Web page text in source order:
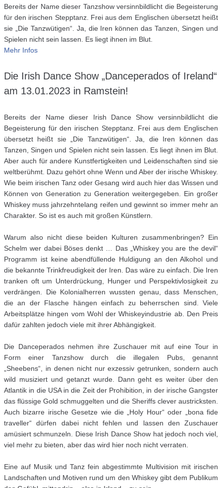
Bereits der Name dieser Tanzshow versinnbildlicht die Begeisterung
für den irischen Stepptanz. Frei aus dem Englischen übersetzt heißt
sie „Die Tanzwütigen“. Ja, die Iren können das Tanzen, Singen und
Spielen nicht sein lassen. Es liegt ihnen im Blut.
Mehr Infos
Die Irish Dance Show „Danceperados of Ireland“
am 13.01.2023 in Ramstein!
Bereits der Name dieser Irish Dance Show versinnbildlicht die
Begeisterung für den irischen Stepptanz. Frei aus dem Englischen
übersetzt heißt sie „Die Tanzwütigen“. Ja, die Iren können das
Tanzen, Singen und Spielen nicht sein lassen. Es liegt ihnen im Blut.
Aber auch für andere Kunstfertigkeiten und Leidenschaften sind sie
weltberühmt. Dazu gehört ohne Wenn und Aber der irische Whiskey.
Wie beim irischen Tanz oder Gesang wird auch hier das Wissen und
Können von Generation zu Generation weitergegeben. Ein großer
Whiskey muss jahrzehntelang reifen und gewinnt so immer mehr an
Charakter. So ist es auch mit großen Künstlern.
Warum also nicht diese beiden Kulturen zusammenbringen? Ein
Schelm wer dabei Böses denkt … Das „Whiskey you are the devil“
Programm ist keine abendfüllende Huldigung an den Alkohol und
die bekannte Trinkfreudigkeit der Iren. Das wäre zu einfach. Die Iren
tranken oft um Unterdrückung, Hunger und Perspektivlosigkeit zu
verdrängen. Die Kolonialherren wussten genau, dass Menschen,
die an der Flasche hängen einfach zu beherrschen sind. Viele
Arbeitsplätze hingen vom Wohl der Whiskeyindustrie ab. Den Preis
dafür zahlten jedoch viele mit ihrer Abhängigkeit.
Die Danceperados nehmen ihre Zuschauer mit auf eine Tour in
Form einer Tanzshow durch die illegalen Pubs, genannt
„Sheebens“, in denen nicht nur exzessiv getrunken, sondern auch
wild musiziert und getanzt wurde. Dann geht es weiter über den
Atlantik in die USA in die Zeit der Prohibition, in der irische Gangster
das flüssige Gold schmuggelten und die Sheriffs clever austricksten.
Auch bizarre irische Gesetze wie die „Holy Hour“ oder „bona fide
traveller“ dürfen dabei nicht fehlen und lassen den Zuschauer
amüsiert schmunzeln. Diese Irish Dance Show hat jedoch noch viel,
viel mehr zu bieten, aber das wird hier noch nicht verraten.
Eine auf Musik und Tanz fein abgestimmte Multivision mit irischen
Landschaften und Motiven rund um den Whiskey gibt dem Publikum